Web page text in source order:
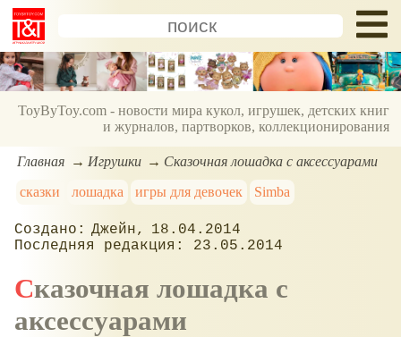
ToyByToy.com - новости мира кукол, игрушек, детских книг
и журналов, партворков, коллекционирования
Главная Игрушки
Сказочная лошадка с аксессуарами
сказки
лошадка игры для девочек Simba
Джейн
18.04.2014
23.05.2014
Сказочная лошадка с
аксессуарами